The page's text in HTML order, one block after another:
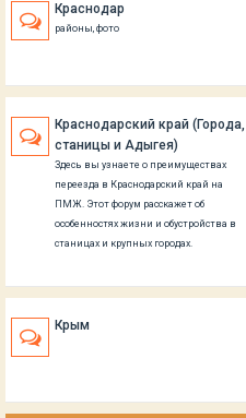
Краснодар
районы, фото
Краснодарский край (Города,
станицы и Адыгея)
Здесь вы узнаете о преимуществах
переезда в Краснодарский край на
ПМЖ. Этот форум расскажет об
особенностях жизни и обустройства в
станицах и крупных городах.
Крым